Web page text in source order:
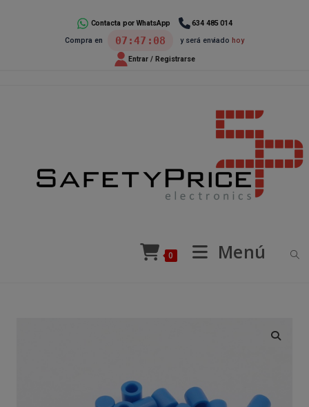
Contacta por WhatsApp
634 485 014
Compra en
07:47:08 y será enviado hoy
Entrar / Registrarse
0 Menú